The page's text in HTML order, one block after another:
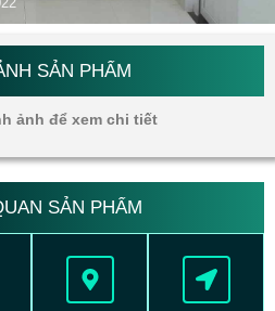
SẢN PHẨM
ảnh để xem chi tiết
SẢN PHẨM